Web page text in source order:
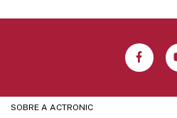
SOBRE A ACTRONIC